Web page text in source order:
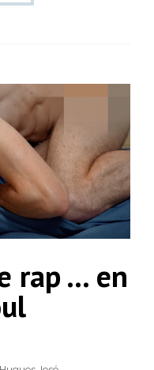
rap … en